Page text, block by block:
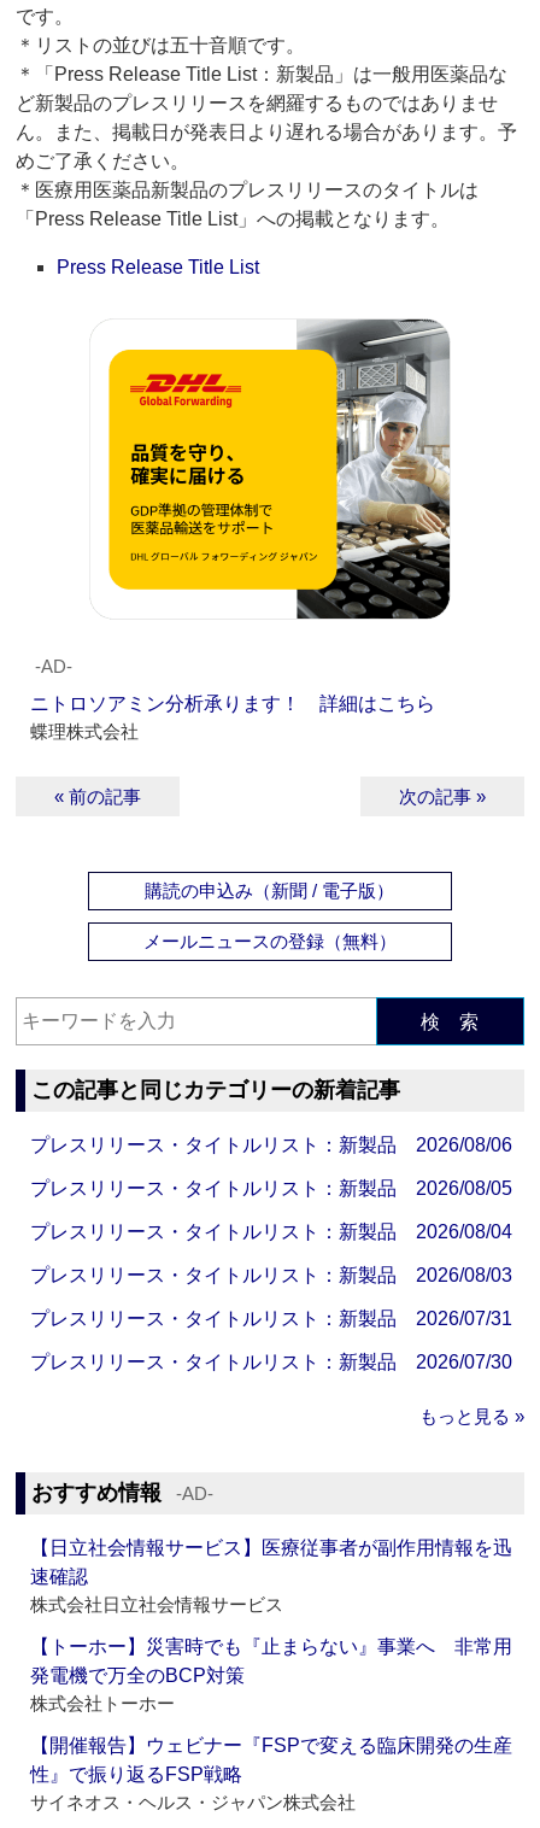
です。
＊リストの並びは五十音順です。
＊「Press Release Title List：新製品」は一般用医薬品な
ど新製品のプレスリリースを網羅するものではありませ
ん。また、掲載日が発表日より遅れる場合があります。予
めご了承ください。
＊医療用医薬品新製品のプレスリリースのタイトルは
「Press Release Title List」への掲載となります。
Press Release Title List
‐AD‐
ニトロソアミン分析承ります！ 詳細はこちら
蝶理株式会社
« 前の記事 次の記事 »
購読の申込み（新聞 / 電子版）
メールニュースの登録（無料）
検 索
この記事と同じカテゴリーの新着記事
プレスリリース・タイトルリスト：新製品 2026/08/06
プレスリリース・タイトルリスト：新製品 2026/08/05
プレスリリース・タイトルリスト：新製品 2026/08/04
プレスリリース・タイトルリスト：新製品 2026/08/03
プレスリリース・タイトルリスト：新製品 2026/07/31
プレスリリース・タイトルリスト：新製品 2026/07/30
もっと見る »
おすすめ情報 ‐AD‐
【日立社会情報サービス】医療従事者が副作用情報を迅
速確認
株式会社日立社会情報サービス
【トーホー】災害時でも『止まらない』事業へ 非常用
発電機で万全のBCP対策
株式会社トーホー
【開催報告】ウェビナー『FSPで変える臨床開発の生産
性』で振り返るFSP戦略
サイネオス・ヘルス・ジャパン株式会社